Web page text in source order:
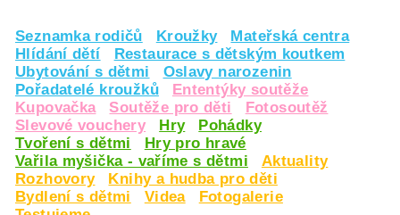
Seznamka rodičů Kroužky
Mateřská centra
Hlídání dětí
Restaurace s dětským koutkem
Ubytování s dětmi
Oslavy narozenin
Pořadatelé kroužků
Ententýky soutěže
Kupovačka
Soutěže pro děti
Fotosoutěž
Slevové vouchery
Hry
Pohádky
Tvoření s dětmi
Hry pro hravé
Vařila myšička - vaříme s dětmi
Aktuality
Rozhovory
Knihy a hudba pro děti
Bydlení s dětmi
Videa
Fotogalerie